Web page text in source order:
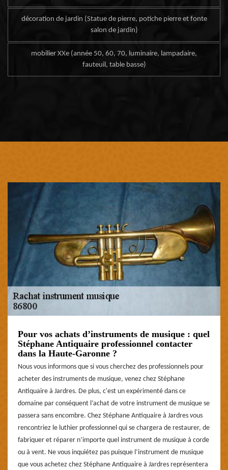
décoration de jardin (Statue de pierre, potiche pierre et fonte
salon de jardin)
mobilier XXe (année 50, 60, 70, luminaire, lampadaire,
fauteuil, table basse)
Pour vos achats d’instruments de musique : quel
Stéphane Antiquaire professionnel contacter
dans la Haute-Garonne ?
Nous vous informons que si vous cherchez des professionnels pour
acheter des instruments de musique, venez chez Stéphane
Antiquaire à Jardres. De plus, c'est un expérimenté dans ce
domaine par conséquent l’achat de votre instrument de musique se
passera sans encombre. Chez Stéphane Antiquaire à Jardres vous
rencontriez le luthier professionnel qui se chargera de restaurer, de
fabriquer et réparer n’importe quel instrument de musique à corde
ou à vent. Ne vous inquiétez pas puisque l’instrument de musique
que vous achetez chez Stéphane Antiquaire à Jardres représentera